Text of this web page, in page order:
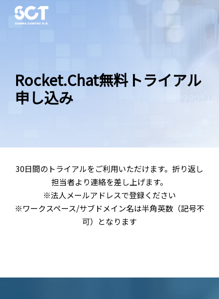
Rocket.Chat無料トライアル
申し込み
30日間のトライアルをご利用いただけます。折り返し
担当者より連絡を差し上げます。
※法人メールアドレスで登録ください
※ワークスペース/サブドメイン名は半角英数（記号不
可）となります